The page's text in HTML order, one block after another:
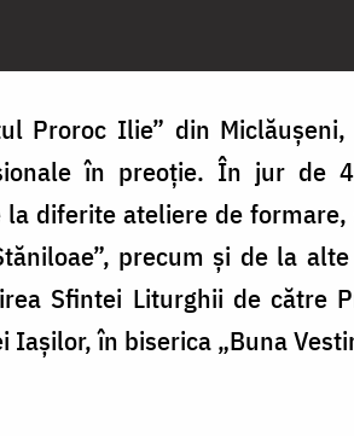
Proroc Ilie” din
în preoție. În jur de
diferite ateliere de
precum și de la
Sfintei Liturghii de către
în biserica „Buna